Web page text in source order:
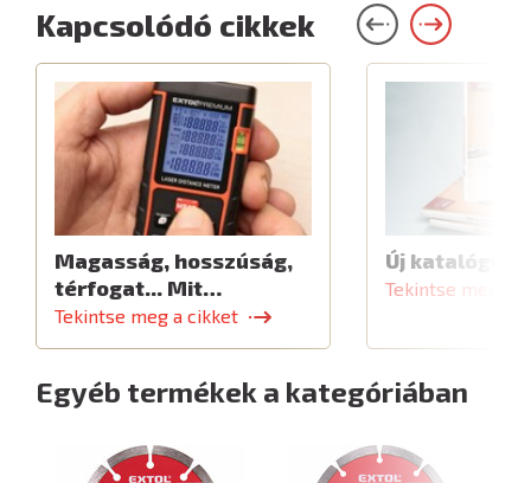
Kapcsolódó cikkek
Magasság, hosszúság,
térfogat... Mit…
Tekintse meg a cikket
Új katalógus
Tekintse meg a
Egyéb termékek a kategóriában